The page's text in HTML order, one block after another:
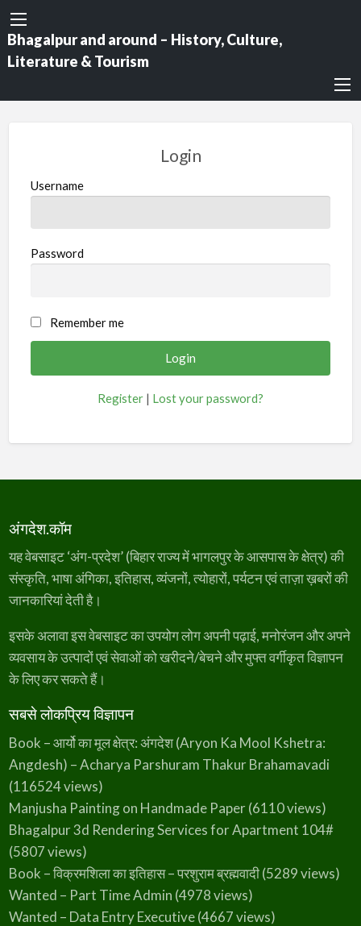
Bhagalpur and around – History, Culture,
Literature & Tourism
Login
Username
Password
Remember me
Register | Lost your password?
अंगदेश.कॉम
यह वेबसाइट ‘अंग-प्रदेश’ (बिहार राज्य में भागलपुर के आसपास के क्षेत्र) की
संस्कृति, भाषा अंगिका, इतिहास, व्यंजनों, त्योहारों, पर्यटन एवं ताज़ा ख़बरों की
जानकारियां देती है।
इसके अलावा इस वेबसाइट का उपयोग लोग अपनी पढ़ाई, मनोरंजन और अपने
व्यवसाय के उत्पादों एवं सेवाओं को खरीदने/बेचने और मुफ्त वर्गीकृत विज्ञापन
के लिए कर सकते हैं।
सबसे लोकप्रिय विज्ञापन
Book – आर्यो का मूल क्षेत्र: अंगदेश (Aryon Ka Mool Kshetra:
Angdesh) – Acharya Parshuram Thakur Brahamavadi
(116524 views)
Manjusha Painting on Handmade Paper(6110 views)
Bhagalpur 3d Rendering Services for Apartment 104#
(5807 views)
Book – विक्रमशिला का इतिहास – परशुराम ब्रह्मवादी(5289 views)
Wanted – Part Time Admin (4978 views)
Wanted – Data Entry Executive(4667 views)